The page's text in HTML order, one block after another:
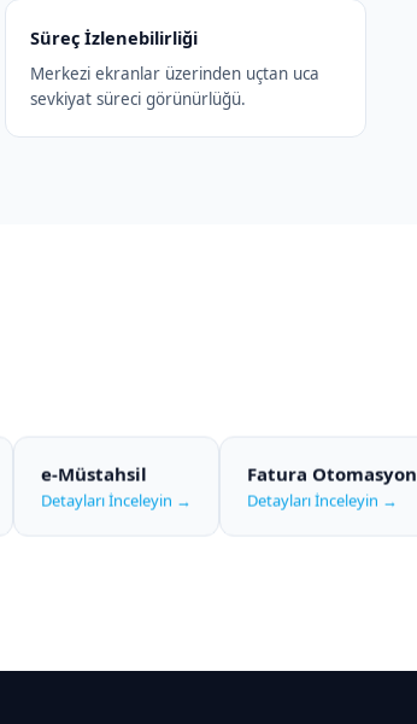
Süreç İzlenebilirliği
Merkezi ekranlar üzerinden uçtan uca
sevkiyat süreci görünürlüğü.
e-Müstahsil
Detayları İnceleyin →
Fatura
Detayları İnceleyin →